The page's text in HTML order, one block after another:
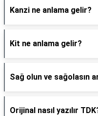
Kanzi ne anlama gelir?
Kit ne anlama gelir?
Sağ olun ve sağolasın
Orijinal nasıl yazılır